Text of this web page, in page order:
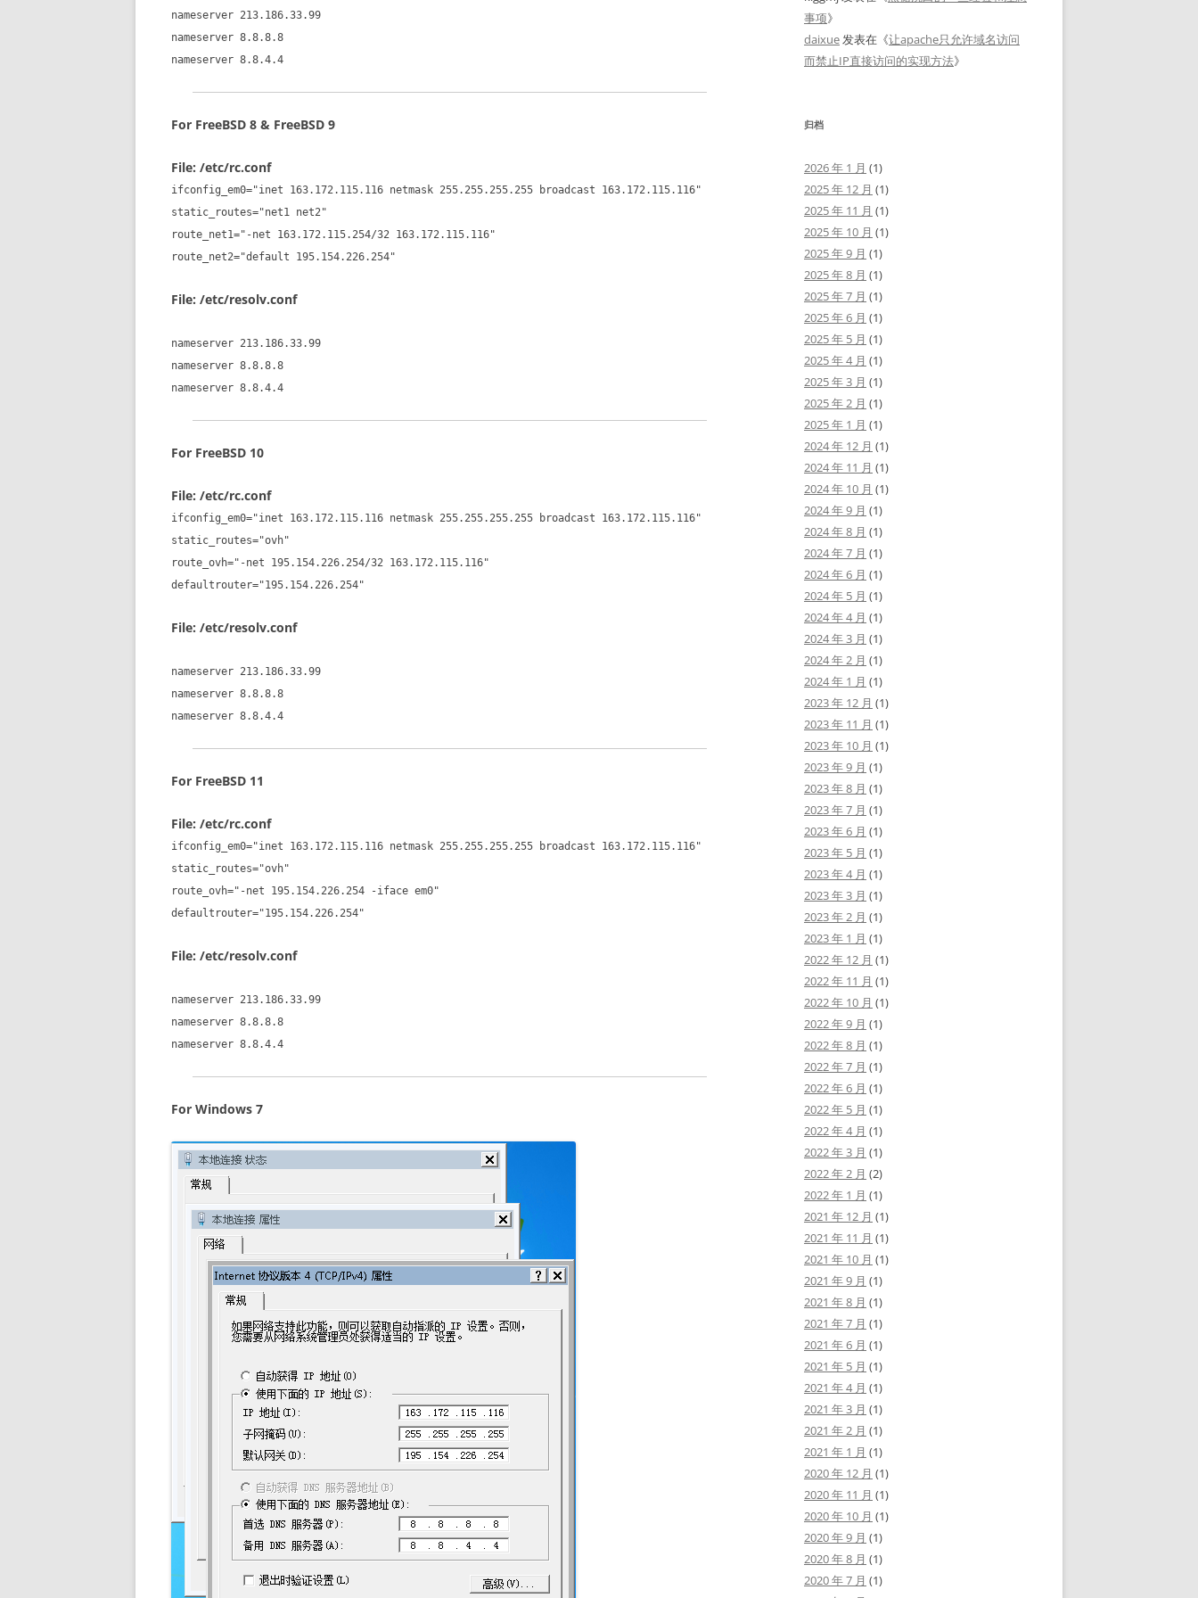
nameserver 213.186.33.99
nameserver 8.8.8.8
nameserver 8.8.4.4
For FreeBSD 8 & FreeBSD 9
File: /etc/rc.conf
ifconfig_em0="inet 163.172.115.116 netmask 255.255.255.255 broadcast 163.172.115.116"
static_routes="net1 net2"
route_net1="-net 163.172.115.254/32 163.172.115.116"
route_net2="default 195.154.226.254"
File: /etc/resolv.conf
nameserver 213.186.33.99
nameserver 8.8.8.8
nameserver 8.8.4.4
For FreeBSD 10
File: /etc/rc.conf
ifconfig_em0="inet 163.172.115.116 netmask 255.255.255.255 broadcast 163.172.115.116"
static_routes="ovh"
route_ovh="-net 195.154.226.254/32 163.172.115.116"
defaultrouter="195.154.226.254"
File: /etc/resolv.conf
nameserver 213.186.33.99
nameserver 8.8.8.8
nameserver 8.8.4.4
For FreeBSD 11
File: /etc/rc.conf
ifconfig_em0="inet 163.172.115.116 netmask 255.255.255.255 broadcast 163.172.115.116"
static_routes="ovh"
route_ovh="-net 195.154.226.254 -iface em0"
defaultrouter="195.154.226.254"
File: /etc/resolv.conf
nameserver 213.186.33.99
nameserver 8.8.8.8
nameserver 8.8.4.4
For Windows 7
事项》
daixue发表在《让apache只允许域名访问
而禁止IP直接访问的实现方法》
归档
2026 年 1 月 (1)
2025 年 12 月 (1)
2025 年 11 月 (1)
2025 年 10 月 (1)
2025 年 9 月 (1)
2025 年 8 月 (1)
2025 年 7 月 (1)
2025 年 6 月 (1)
2025 年 5 月 (1)
2025 年 4 月 (1)
2025 年 3 月 (1)
2025 年 2 月 (1)
2025 年 1 月 (1)
2024 年 12 月 (1)
2024 年 11 月 (1)
2024 年 10 月 (1)
2024 年 9 月 (1)
2024 年 8 月 (1)
2024 年 7 月 (1)
2024 年 6 月 (1)
2024 年 5 月 (1)
2024 年 4 月 (1)
2024 年 3 月 (1)
2024 年 2 月 (1)
2024 年 1 月 (1)
2023 年 12 月 (1)
2023 年 11 月 (1)
2023 年 10 月 (1)
2023 年 9 月 (1)
2023 年 8 月 (1)
2023 年 7 月 (1)
2023 年 6 月 (1)
2023 年 5 月 (1)
2023 年 4 月 (1)
2023 年 3 月 (1)
2023 年 2 月 (1)
2023 年 1 月 (1)
2022 年 12 月 (1)
2022 年 11 月 (1)
2022 年 10 月 (1)
2022 年 9 月 (1)
2022 年 8 月 (1)
2022 年 7 月 (1)
2022 年 6 月 (1)
2022 年 5 月 (1)
2022 年 4 月 (1)
2022 年 3 月 (1)
2022 年 2 月 (2)
2022 年 1 月 (1)
2021 年 12 月 (1)
2021 年 11 月 (1)
2021 年 10 月 (1)
2021 年 9 月 (1)
2021 年 8 月 (1)
2021 年 7 月 (1)
2021 年 6 月 (1)
2021 年 5 月 (1)
2021 年 4 月 (1)
2021 年 3 月 (1)
2021 年 2 月 (1)
2021 年 1 月 (1)
2020 年 12 月 (1)
2020 年 11 月 (1)
2020 年 10 月 (1)
2020 年 9 月 (1)
2020 年 8 月 (1)
2020 年 7 月 (1)